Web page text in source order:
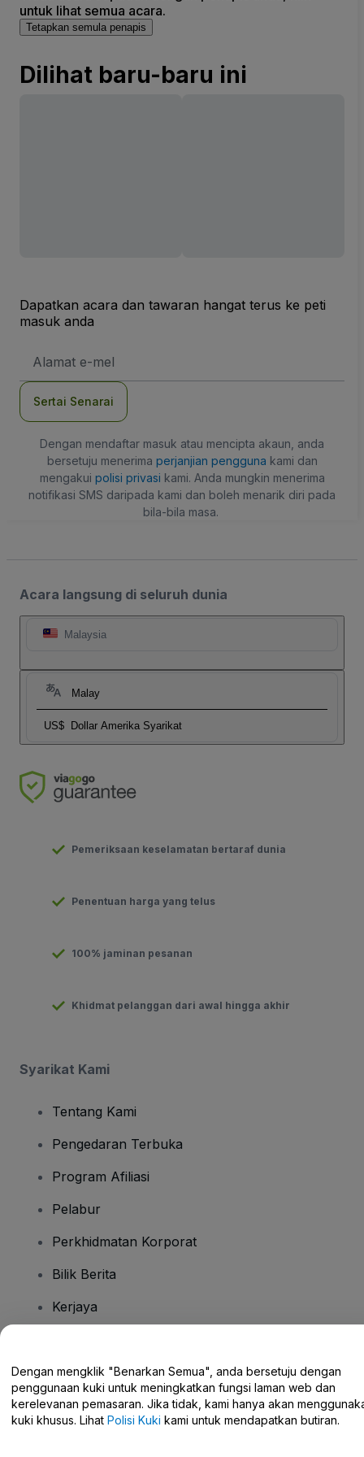
untuk lihat semua acara.
Tetapkan semula penapis
Dilihat baru-baru ini
Dapatkan acara dan tawaran hangat terus ke peti
masuk anda
E-
Sertai Senarai
Dengan mendaftar masuk atau mencipta akaun, anda
bersetuju menerima perjanjian pengguna kami dan
mengakui polisi privasi kami. Anda mungkin menerima
notifikasi SMS daripada kami dan boleh menarik diri pada
bila-bila masa.
Acara langsung di seluruh dunia
Malaysia
Malay
US$ Dollar Amerika Syarikat
Pemeriksaan keselamatan bertaraf dunia
Penentuan harga yang telus
100% jaminan pesanan
Khidmat pelanggan dari awal hingga akhir
Syarikat Kami
Tentang Kami
Pengedaran Terbuka
Program Afiliasi
Pelabur
Perkhidmatan Korporat
Bilik Berita
Kerjaya
Pusat Bantuan / Hubungi Kami
Dengan mengklik "Benarkan Semua", anda bersetuju dengan
penggunaan kuki untuk meningkatkan fungsi laman web dan
kerelevanan pemasaran. Jika tidak, kami hanya akan
kuki khusus. Lihat Polisi Kuki kami untuk mendapatkan butiran.